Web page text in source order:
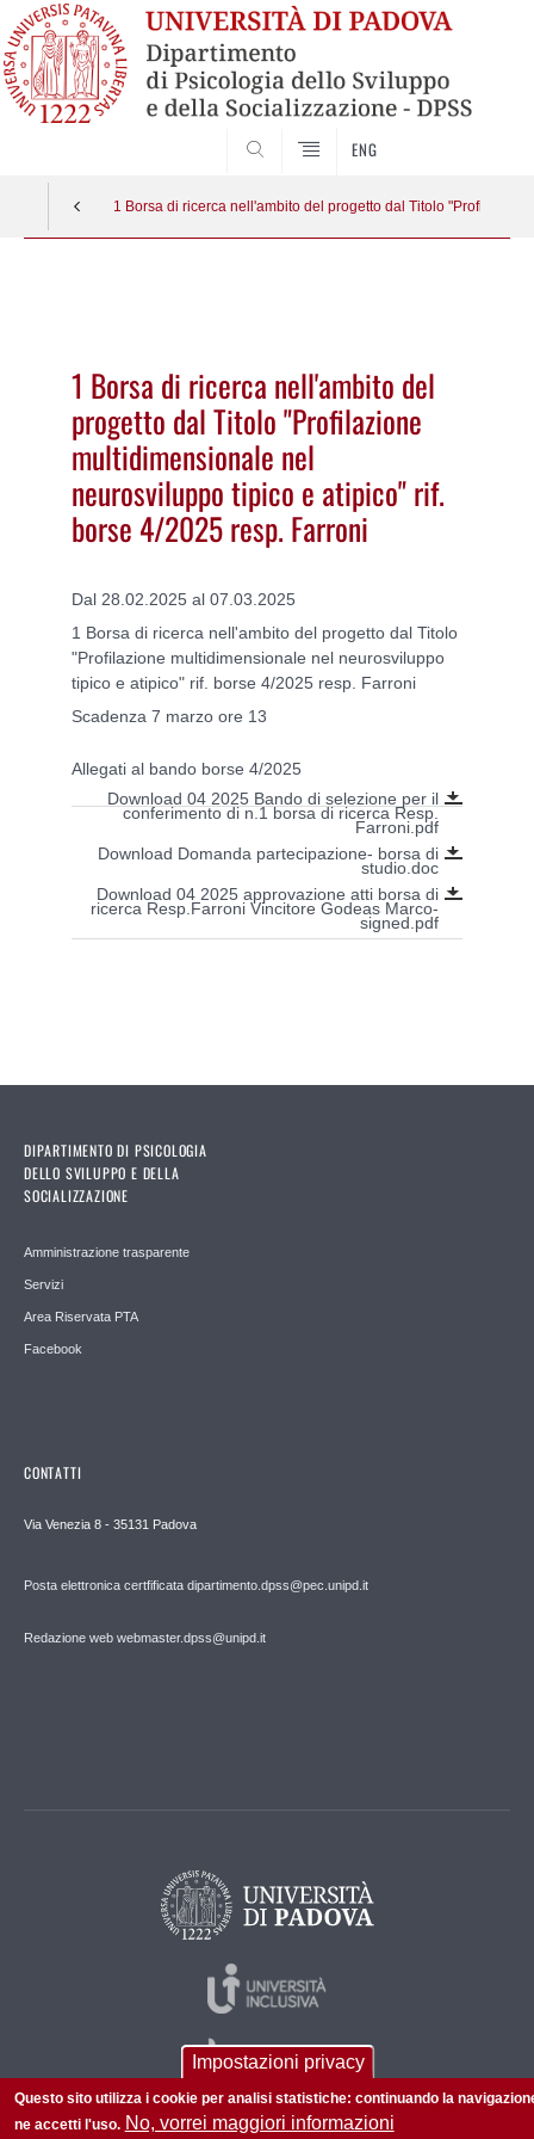
ENG
1 Borsa di ricerca nell'ambito del progetto dal Titolo
1 Borsa di ricerca nell'ambito del
progetto dal Titolo "Profilazione
multidimensionale nel
neurosviluppo tipico e atipico" rif.
borse 4/2025 resp. Farroni
Dal 28.02.2025 al 07.03.2025
1 Borsa di ricerca nell'ambito del progetto dal Titolo
"Profilazione multidimensionale nel neurosviluppo
tipico e atipico" rif. borse 4/2025 resp. Farroni
Scadenza 7 marzo ore 13
Allegati al bando borse 4/2025
Download 04 2025 Bando di selezione per il
conferimento di n.1 borsa di ricerca Resp.
Farroni.pdf
Download Domanda partecipazione- borsa di
studio.doc
Download 04 2025 approvazione atti borsa di
ricerca Resp.Farroni Vincitore Godeas Marco-
signed.pdf
DIPARTIMENTO DI PSICOLOGIA
DELLO SVILUPPO E DELLA
SOCIALIZZAZIONE
Amministrazione trasparente
Servizi
Area Riservata PTA
Facebook
CONTATTI
Via Venezia 8 - 35131 Padova
Posta elettronica certfificata dipartimento.dpss@pec.unipd.it
Redazione web webmaster.dpss@unipd.it
Impostazioni privacy
Questo sito utilizza i cookie per analisi statistiche: continuando la
ne accetti l'uso. No, vorrei maggiori informazioni